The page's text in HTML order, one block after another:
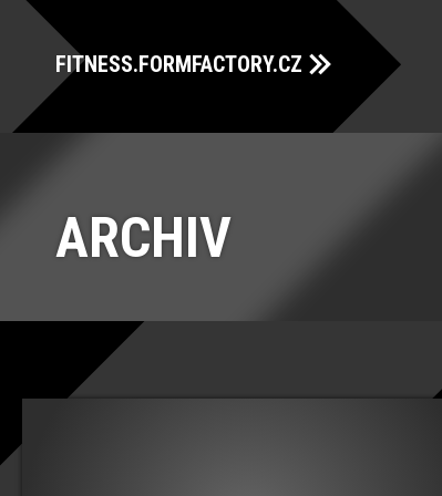
FITNESS.FORMFACTORY.CZ
ARCHIV